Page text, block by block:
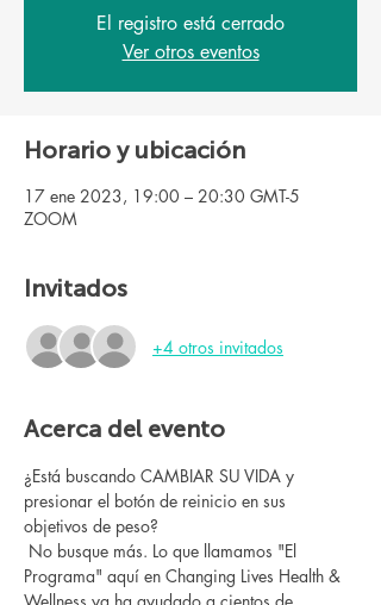
El registro está cerrado
Ver otros eventos
Horario y ubicación
17 ene 2023, 19:00 – 20:30 GMT-5
ZOOM
Invitados
+4 otros invitados
Acerca del evento
¿Está buscando CAMBIAR SU VIDA y
presionar el botón de reinicio en sus
objetivos de peso?
Programa" aquí en Changing Lives Health &